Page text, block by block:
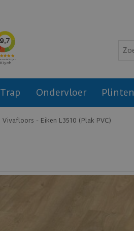
Vivafloors - Eiken L3510 (Plak PVC)
Trap Ondervloer Plinten